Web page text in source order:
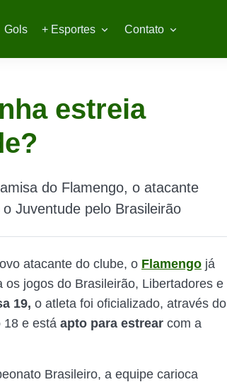
Gols + Esportes Contato
estreia
do Flamengo, o atacante
Juventude pelo Brasileirão
atacante do clube, o Flamengo já
os jogos do Brasileirão, Libertadores e
19, o atleta foi oficializado, através do
18 e está apto para estrear com a
Brasileiro, a equipe carioca